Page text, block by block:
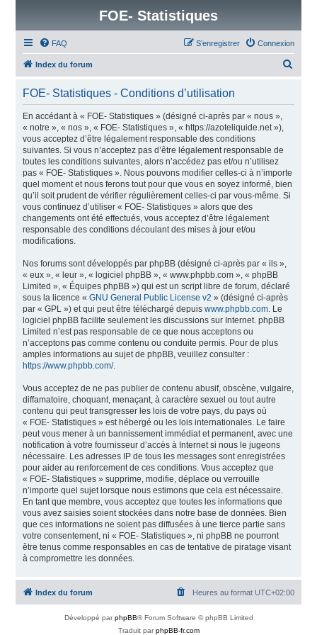
FOE- Statistiques
FAQ Connexion
S’enregistrer
Index du forum
FOE- Statistiques - Conditions d’utilisation
En accédant à « FOE- Statistiques » (désigné ci-après par « nous »,
« notre », « nos », « FOE- Statistiques », « https://azoteliquide.net »),
vous acceptez d’être légalement responsable des conditions
suivantes. Si vous n’acceptez pas d’être légalement responsable de
toutes les conditions suivantes, alors n’accédez pas et/ou n’utilisez
pas « FOE- Statistiques ». Nous pouvons modifier celles-ci à n’importe
quel moment et nous ferons tout pour que vous en soyez informé, bien
qu’il soit prudent de vérifier régulièrement celles-ci par vous-même. Si
vous continuez d’utiliser « FOE- Statistiques » alors que des
changements ont été effectués, vous acceptez d’être légalement
responsable des conditions découlant des mises à jour et/ou
modifications.
Nos forums sont développés par phpBB (désigné ci-après par « ils »,
« eux », « leur », « logiciel phpBB », « www.phpbb.com », « phpBB
Limited », « Équipes phpBB ») qui est un script libre de forum, déclaré
sous la licence « GNU General Public License v2 » (désigné ci-après
par « GPL ») et qui peut être téléchargé depuis www.phpbb.com. Le
logiciel phpBB facilite seulement les discussions sur Internet. phpBB
Limited n’est pas responsable de ce que nous acceptons ou
n’acceptons pas comme contenu ou conduite permis. Pour de plus
amples informations au sujet de phpBB, veuillez consulter :
https://www.phpbb.com/.
Vous acceptez de ne pas publier de contenu abusif, obscène, vulgaire,
diffamatoire, choquant, menaçant, à caractère sexuel ou tout autre
contenu qui peut transgresser les lois de votre pays, du pays où
« FOE- Statistiques » est hébergé ou les lois internationales. Le faire
peut vous mener à un bannissement immédiat et permanent, avec une
notification à votre fournisseur d’accès à Internet si nous le jugeons
nécessaire. Les adresses IP de tous les messages sont enregistrées
pour aider au renforcement de ces conditions. Vous acceptez que
« FOE- Statistiques » supprime, modifie, déplace ou verrouille
n’importe quel sujet lorsque nous estimons que cela est nécessaire.
En tant que membre, vous acceptez que toutes les informations que
vous avez saisies soient stockées dans notre base de données. Bien
que ces informations ne soient pas diffusées à une tierce partie sans
votre consentement, ni « FOE- Statistiques », ni phpBB ne pourront
être tenus comme responsables en cas de tentative de piratage visant
à compromettre les données.
Index du forum Heures au format UTC+02:00
Développé parphpBB® Forum Software © phpBB Limited
Traduit parphpBB-fr.com